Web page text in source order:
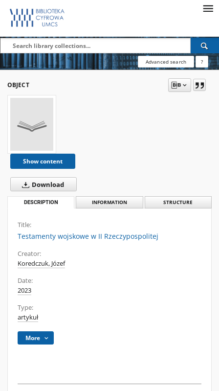
Advanced search ?
OBJECT
Show content
Download
DESCRIPTION INFORMATION STRUCTURE
Title:
Testamenty wojskowe w II Rzeczypospolitej
Creator:
Koredczuk, Józef
Date:
2023
Type:
artykuł
More